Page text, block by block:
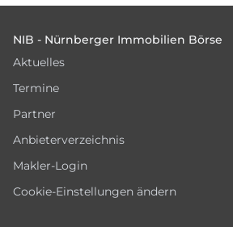
NIB - Nürnberger Immobilien Börse
Aktuelles
Termine
Partner
Anbieterverzeichnis
Makler-Login
Cookie-Einstellungen ändern